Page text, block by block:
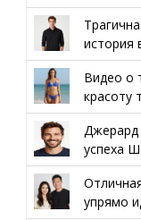
история
Видео о
красоту
Джерард
успеха
упрямо